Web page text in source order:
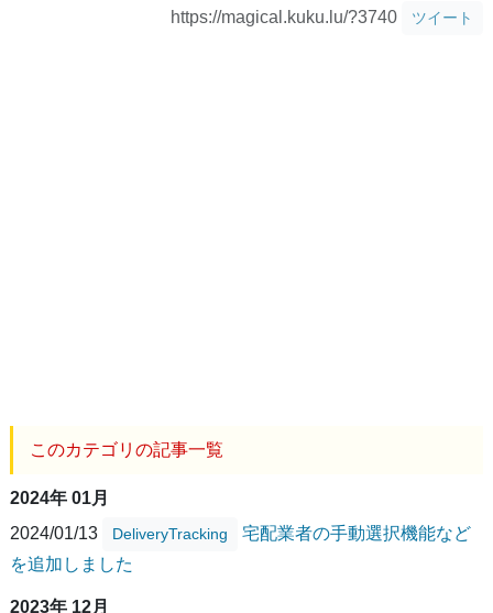
https://magical.kuku.lu/?3740 ツイート
このカテゴリの記事一覧
2024年 01月
2024/01/13
DeliveryTracking
宅配業者の手動選択機能など
を追加しました
2023年 12月